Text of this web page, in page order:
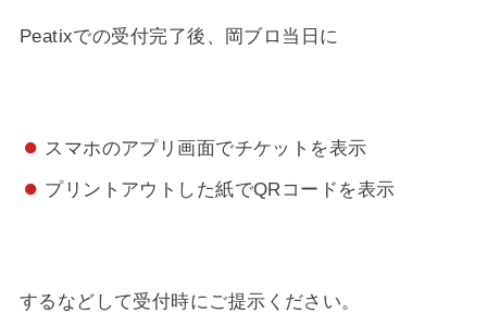
Peatixでの受付完了後、岡ブロ当日に
スマホのアプリ画面でチケットを表示
プリントアウトした紙でQRコードを表示
するなどして受付時にご提示ください。